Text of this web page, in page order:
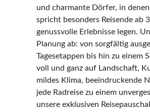
und charmante Dörfer, in
spricht besonders Reisende ab
genussvolle Erlebnisse legen.
Planung ab: von sorgfältig
Tagesetappen bis hin zu einem
voll und ganz auf Landschaft,
mildes Klima, beeindruckende
jede Radreise zu einem
unsere exklusiven